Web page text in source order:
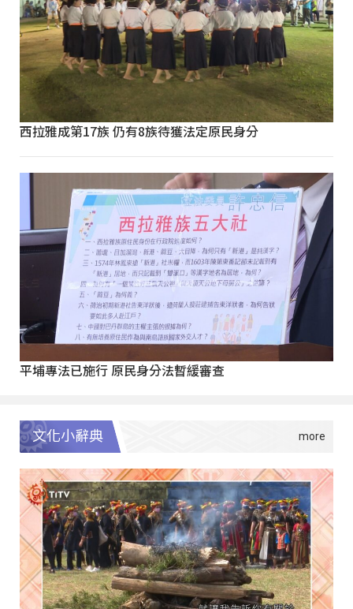
西拉雅成第17族 仍有8族待獲法定原民身分
平埔專法已施行 原民身分法暫緩審查
文化小辭典